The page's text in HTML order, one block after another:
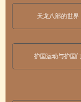
天龙八部的世界
护国运动与护国门